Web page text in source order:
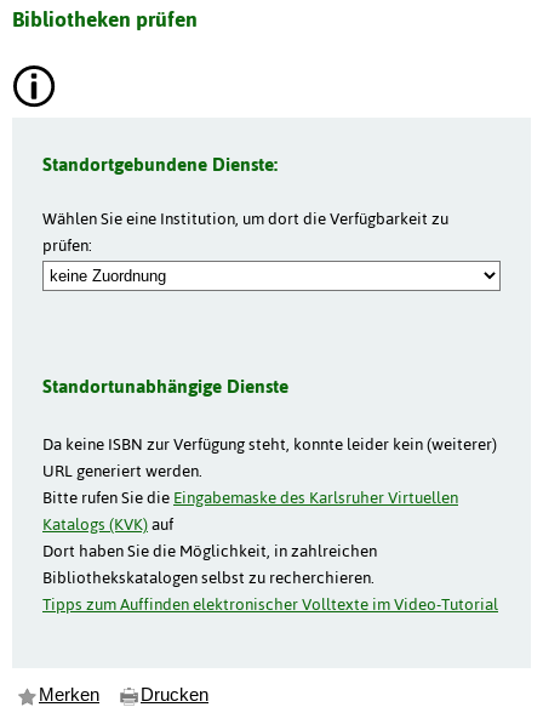
Bibliotheken prüfen
Standortgebundene Dienste:
Wählen Sie eine Institution, um dort die Verfügbarkeit zu
prüfen:
Standortunabhängige Dienste
Da keine ISBN zur Verfügung steht, konnte leider kein (weiterer)
URL generiert werden.
Bitte rufen Sie die Eingabemaske des Karlsruher Virtuellen
Katalogs (KVK)auf
Dort haben Sie die Möglichkeit, in zahlreichen
Bibliothekskatalogen selbst zu recherchieren.
Tipps zum Auffinden elektronischer Volltexte im Video-Tutorial
Merken Drucken